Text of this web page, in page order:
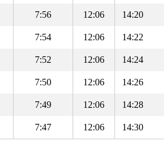
7:56 12:06 14:20
7:54 12:06 14:22
7:52 12:06 14:24
7:50 12:06 14:26
7:49 12:06 14:28
7:47 12:06 14:30